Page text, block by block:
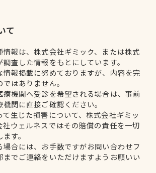
て
情報は、株式会社ギミック、または株式
査した情報をもとにしています。
情報掲載に努めておりますが、内容を完
はありません。
療機関へ受診を希望される場合は、事前
関に直接ご確認ください。
て生じた損害について、株式会社ギミッ
社ウェルネスではその賠償の責任を一切
す。
場合には、お手数ですがお問い合わせフ
までご連絡をいただけますようお願いい